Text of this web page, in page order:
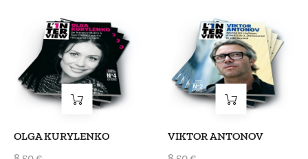
Prix
OLGA KURYLENKO
Prix
VIKTOR ANTONOV